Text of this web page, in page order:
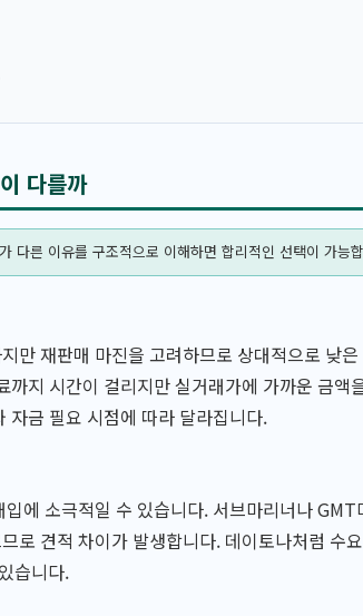
다를까
다른 이유를 구조적으로 이해하면 합리적인 선택이 가능
만 재판매 마진을 고려하므로 상대적으로 낮
까지 시간이 걸리지만 실거래가에 가까운 금액
자금 필요 시점에 따라 달라집니다.
에 소극적일 수 있습니다. 서브마리너나
로 견적 차이가 발생합니다. 데이토나처럼 수
습니다.